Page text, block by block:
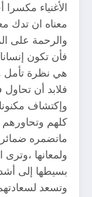
الأغنياء
معناه ان تدك
والرحمة على
فأن تكون
هي نظرة تأمل
فلابد أن
وإكتشاف
كلهم
ماتضمره
ولمعانها
بسيطها إلى
وتسعد